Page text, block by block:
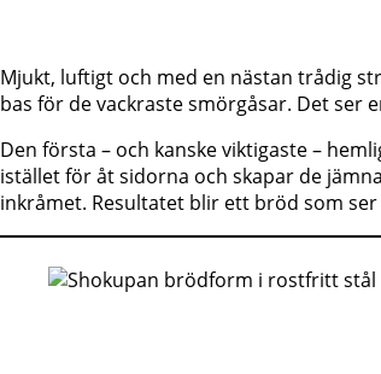
Mjukt, luftigt och med en nästan trådig
bas för de vackraste smörgåsar. Det
Den första – och kanske viktigaste –
istället för åt sidorna och skapar de
inkråmet. Resultatet blir ett bröd som